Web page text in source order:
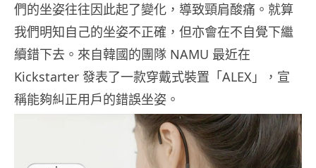
們的坐姿往往因此起了變化，導致頸肩酸痛。就算
我們明知自己的坐姿不正確，但亦會在不自覺下繼
續錯下去。來自韓國的團隊 NAMU 最近在
Kickstarter 發表了一款穿戴式裝置「ALEX」，宣
稱能夠糾正用戶的錯誤坐姿。